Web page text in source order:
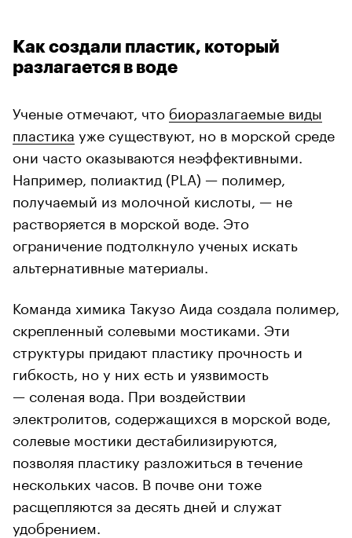
Как создали пластик, который
разлагается в воде
00:00 00:00
Ученые отмечают, что биоразлагаемые виды
пластика уже существуют, но в морской среде
они часто оказываются неэффективными.
Например, полиактид (PLA) — полимер,
получаемый из молочной кислоты, — не
растворяется в морской воде. Это
ограничение подтолкнуло ученых искать
альтернативные материалы.
Команда химика Такузо Аида создала полимер,
скрепленный солевыми мостиками. Эти
структуры придают пластику прочность и
гибкость, но у них есть и уязвимость
— соленая вода. При воздействии
электролитов, содержащихся в морской воде,
солевые мостики дестабилизируются,
позволяя пластику разложиться в течение
нескольких часов. В почве они тоже
расщепляются за десять дней и служат
удобрением.